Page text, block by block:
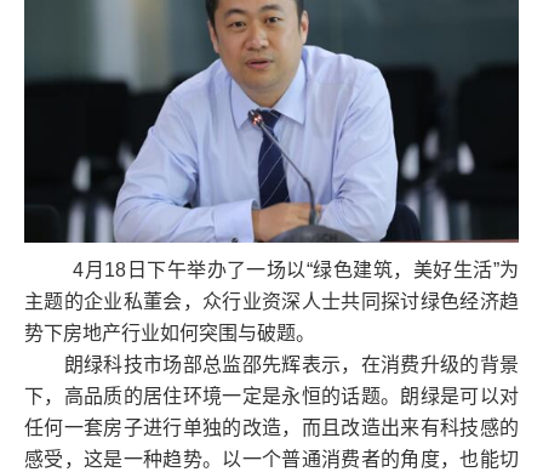
4月18日下午举办了一场以“绿色建筑，美好生活”为
主题的企业私董会，众行业资深人士共同探讨绿色经济趋
势下房地产行业如何突围与破题。
朗绿科技市场部总监邵先辉表示，在消费升级的背景
下，高品质的居住环境一定是永恒的话题。朗绿是可以对
任何一套房子进行单独的改造，而且改造出来有科技感的
感受，这是一种趋势。以一个普通消费者的角度，也能切